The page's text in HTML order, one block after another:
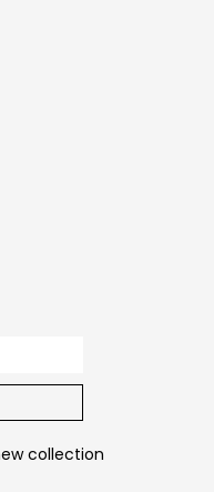
collection